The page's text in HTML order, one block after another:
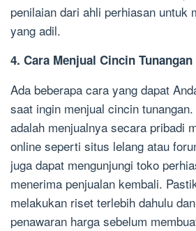
penilaian dari ahli perhiasan untuk
yang adil.
4. Cara Menjual Cincin Tunangan
Ada beberapa cara yang dapat
saat ingin menjual cincin
adalah menjualnya secara pribadi
online seperti situs lelang atau
juga dapat mengunjungi toko
menerima penjualan kembali.
melakukan riset terlebih dahulu
penawaran harga sebelum